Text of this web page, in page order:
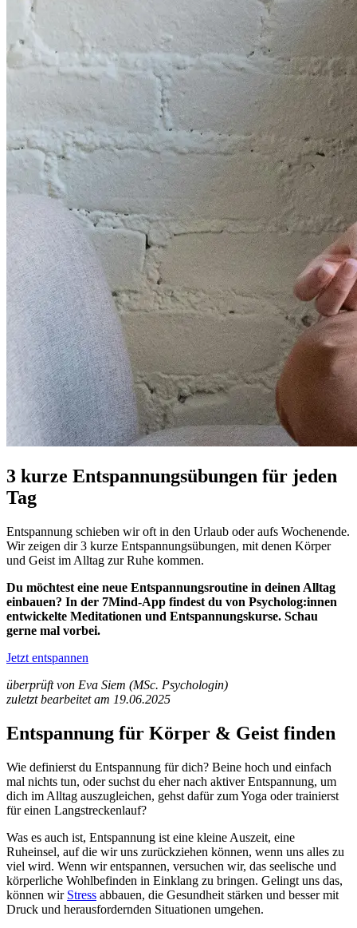
3 kurze Entspannungsübungen für jeden
Tag
Entspannung schieben wir oft in den Urlaub oder aufs Wochenende.
Wir zeigen dir 3 kurze Entspannungsübungen, mit denen Körper
und Geist im Alltag zur Ruhe kommen.
Du möchtest eine neue Entspannungsroutine in deinen Alltag
einbauen? In der 7Mind-App findest du von Psycholog:innen
entwickelte Meditationen und Entspannungskurse. Schau
gerne mal vorbei.
Jetzt entspannen
überprüft von Eva Siem (MSc. Psychologin)
zuletzt bearbeitet am 19.06.2025
Entspannung für Körper & Geist finden
Wie definierst du Entspannung für dich? Beine hoch und einfach
mal nichts tun, oder suchst du eher nach aktiver Entspannung, um
dich im Alltag auszugleichen, gehst dafür zum Yoga oder trainierst
für einen Langstreckenlauf?
Was es auch ist, Entspannung ist eine kleine Auszeit, eine
Ruheinsel, auf die wir uns zurückziehen können, wenn uns alles zu
viel wird. Wenn wir entspannen, versuchen wir, das seelische und
körperliche Wohlbefinden in Einklang zu bringen. Gelingt uns das,
können wir Stress abbauen, die Gesundheit stärken und besser mit
Druck und herausfordernden Situationen umgehen.